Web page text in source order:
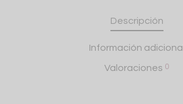
Descripción
Información adicional
Valoraciones 0